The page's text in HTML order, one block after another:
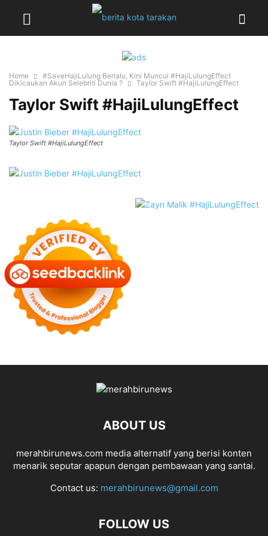
Home
#SaveHajiLulung Berlalu, Kini Muncul #HajiLulungEffect
Dikicaukan Akun Selebriti Dunia ?
Taylor Swift #HajiLulungEffect
Taylor Swift #HajiLulungEffect
Taylor Swift #HajiLulungEffect
ABOUT US
merahbirunews.com media alternatif yang berisi konten
menarik seputar apapun dengan pembawaan yang santai.
Contact us: merahbirunews@gmail.com
FOLLOW US